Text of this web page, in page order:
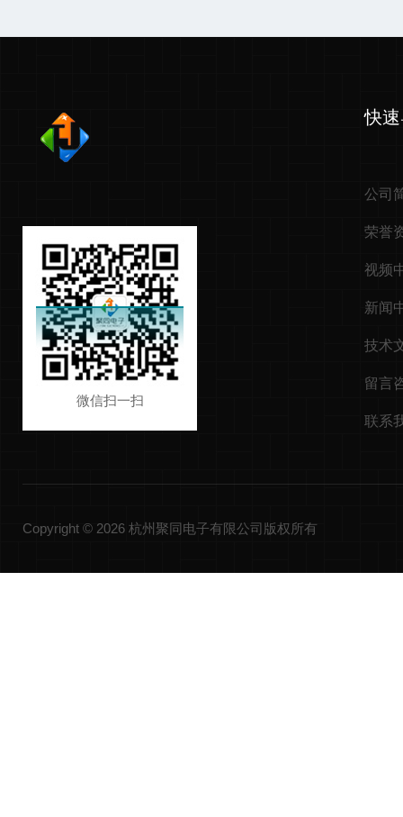
微信扫一扫
快
公司
荣誉
视频
新闻
技术
留言
联系
Copyright © 2026 杭州聚同电子有限公司版权所有